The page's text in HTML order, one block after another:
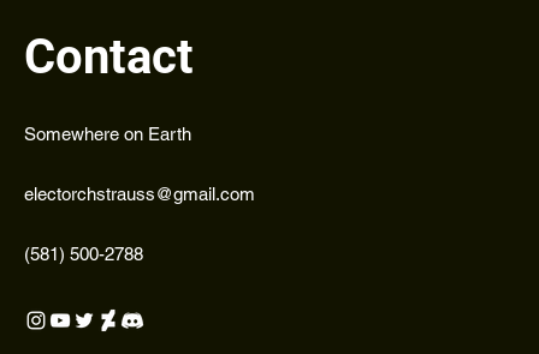
Contact
Somewhere on Earth
electorchstrauss@gmail.com
(581) 500-2788